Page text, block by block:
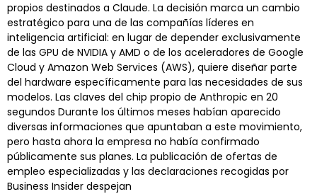
propios destinados a Claude. La decisión marca un cambio
estratégico para una de las compañías líderes en
inteligencia artificial: en lugar de depender exclusivamente
de las GPU de NVIDIA y AMD o de los aceleradores de Google
Cloud y Amazon Web Services (AWS), quiere diseñar parte
del hardware específicamente para las necesidades de sus
modelos. Las claves del chip propio de Anthropic en 20
segundos Durante los últimos meses habían aparecido
diversas informaciones que apuntaban a este movimiento,
pero hasta ahora la empresa no había confirmado
públicamente sus planes. La publicación de ofertas de
empleo especializadas y las declaraciones recogidas por
Business Insider despejan